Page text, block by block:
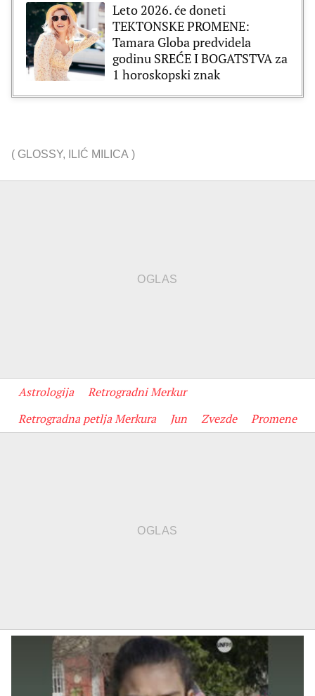
Leto 2026. će doneti
TEKTONSKE PROMENE:
Tamara Globa predvidela
godinu SREĆE I BOGATSTVA za
1 horoskopski znak
( GLOSSY, ILIĆ MILICA )
Astrologija
Retrogradni Merkur
Retrogradna petlja Merkura
Jun Zvezde Promene